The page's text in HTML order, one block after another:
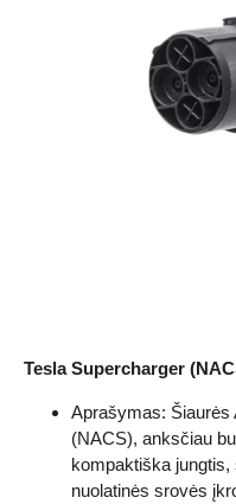
Tesla Supercharger
Aprašymas: Šiaurės
(NACS), anksčiau
kompaktiška
nuolatinės srovės